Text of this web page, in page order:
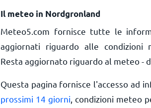
Il meteo in Nordgronland
Meteo5.com fornisce tutte le
aggiornati riguardo alle condizioni
Resta aggiornato riguardo al meteo -
Questa pagina fornisce l'accesso ad
prossimi 14 giorni , condizioni meteo